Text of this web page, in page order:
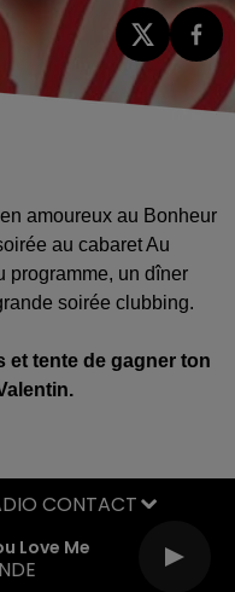
amoureux au Bonheur
au cabaret Au
programme, un dîner
soirée clubbing.
et tente de gagner ton
Love Me
CONTACT